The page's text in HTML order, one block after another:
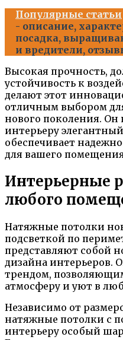
Популярные статьи
- описание,
посадка,
и вредители,
Высокая прочность,
устойчивость к
делают этот
отличным выбором
нового поколения. Он
интерьеру
обеспечивает
для вашего
Интерьерные
любого
Натяжные потолки
подсветкой по
представляют собой
дизайна интерьеров.
трендом,
атмосферу и уют в
Независимо от
натяжные потолки с
интерьеру особый